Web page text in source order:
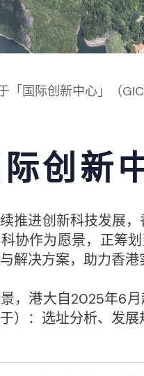
「国际创新中心」（GIC
创新
推进创新科技发展
协作为愿景，正筹
解决方案，助力香港
，港大自2025年6
）：选址分析、发